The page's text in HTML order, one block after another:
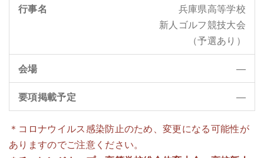
兵庫県高等学校
新人ゴルフ競技大会
（予選あり）
—
—
＊コロナウイルス感染防止のため、変更になる可能性が
ありますのでご注意ください。